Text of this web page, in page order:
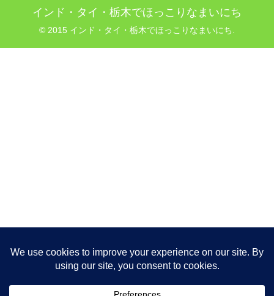
インド・タイ・栃木でほっこりなまいにち
© 2015 インド・タイ・栃木でほっこりなまいにち.